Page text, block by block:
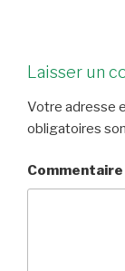
Laisser un
Votre adresse
obligatoires
Commentaire